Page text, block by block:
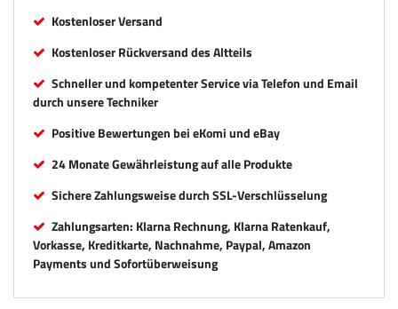
Kostenloser Versand
Kostenloser Rückversand des Altteils
Schneller und kompetenter Service via Telefon und Email
durch unsere Techniker
Positive Bewertungen bei eKomi und eBay
24 Monate Gewährleistung auf alle Produkte
Sichere Zahlungsweise durch SSL-Verschlüsselung
Zahlungsarten: Klarna Rechnung, Klarna Ratenkauf,
Vorkasse, Kreditkarte, Nachnahme, Paypal, Amazon
Payments und Sofortüberweisung